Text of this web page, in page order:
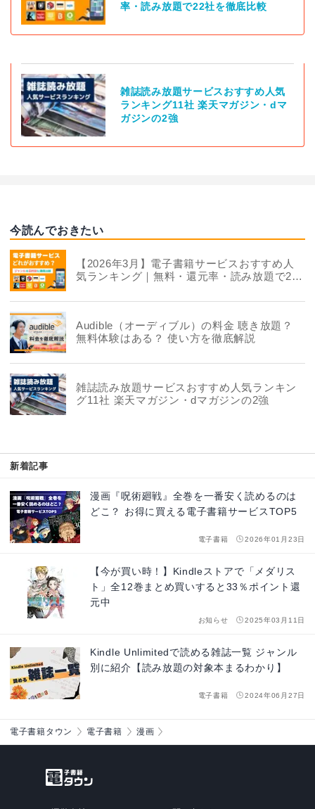
率・読み放題で22社を徹底比較
雑誌読み放題サービスおすすめ人気
ランキング11社 楽天マガジン・dマ
ガジンの2強
今読んでおきたい
【2026年3月】電子書籍サービスおすすめ人
気ランキング｜無料・還元率・読み放題で22
Audible（オーディブル）の料金 聴き放題？
無料体験はある？ 使い方を徹底解説
雑誌読み放題サービスおすすめ人気ランキン
グ11社 楽天マガジン・dマガジンの2強
新着記事
漫画『呪術廻戦』全巻を一番安く読めるのは
どこ？ お得に買える電子書籍サービスTOP5
電子書籍 2026年01月23日
【今が買い時！】Kindleストアで「メダリス
ト」全12巻まとめ買いすると33％ポイント還
元中
お知らせ 2025年03月11日
Kindle Unlimitedで読める雑誌一覧 ジャンル
別に紹介【読み放題の対象本まるわかり】
電子書籍 2024年06月27日
電子書籍タウン 電子書籍 漫画